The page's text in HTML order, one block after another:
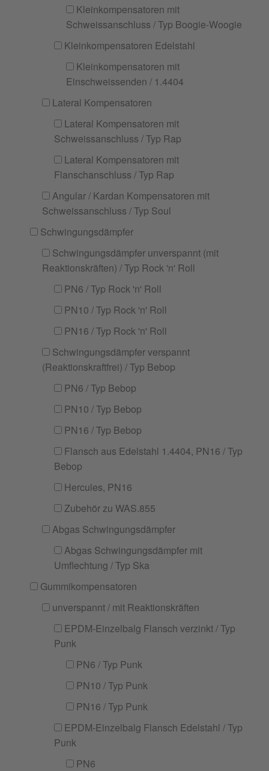
Kleinkompensatoren mit
Schweissanschluss / Typ Boogie-Woogie
Kleinkompensatoren Edelstahl
Kleinkompensatoren mit
Einschweissenden / 1.4404
Lateral Kompensatoren
Lateral Kompensatoren mit
Schweissanschluss / Typ Rap
Lateral Kompensatoren mit
Flanschanschluss / Typ Rap
Angular / Kardan Kompensatoren mit
Schweissanschluss / Typ Soul
Schwingungsdämpfer
Schwingungsdämpfer unverspannt (mit
Reaktionskräften) / Typ Rock 'n' Roll
PN6 / Typ Rock 'n' Roll
PN10 / Typ Rock 'n' Roll
PN16 / Typ Rock 'n' Roll
Schwingungsdämpfer verspannt
(Reaktionskraftfrei) / Typ Bebop
PN6 / Typ Bebop
PN10 / Typ Bebop
PN16 / Typ Bebop
Flansch aus Edelstahl 1.4404, PN16 / Typ
Bebop
Hercules, PN16
Zubehör zu WAS.855
Abgas Schwingungsdämpfer
Abgas Schwingungsdämpfer mit
Umflechtung / Typ Ska
Gummikompensatoren
unverspannt / mit Reaktionskräften
EPDM-Einzelbalg Flansch verzinkt / Typ
Punk
PN6 / Typ Punk
PN10 / Typ Punk
PN16 / Typ Punk
EPDM-Einzelbalg Flansch Edelstahl / Typ
Punk
PN6